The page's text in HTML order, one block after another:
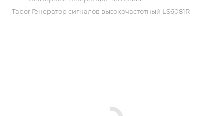
Tabor Генератор сигналов высокочастотный LS6081R